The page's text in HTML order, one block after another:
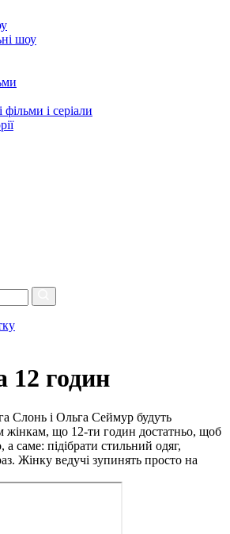
шоу
фільми і серіали
12 годин
Слонь і Ольга Сеймур будуть
жінкам, що 12-ти годин достатньо, щоб
а саме: підібрати стильний одяг,
Жінку ведучі зупинять просто на